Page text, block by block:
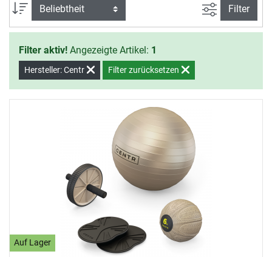
Sortierung Ansicht
Filter
Filter aktiv! Angezeigte Artikel: 1
Hersteller: Centr Filter zurücksetzen
Auf Lager